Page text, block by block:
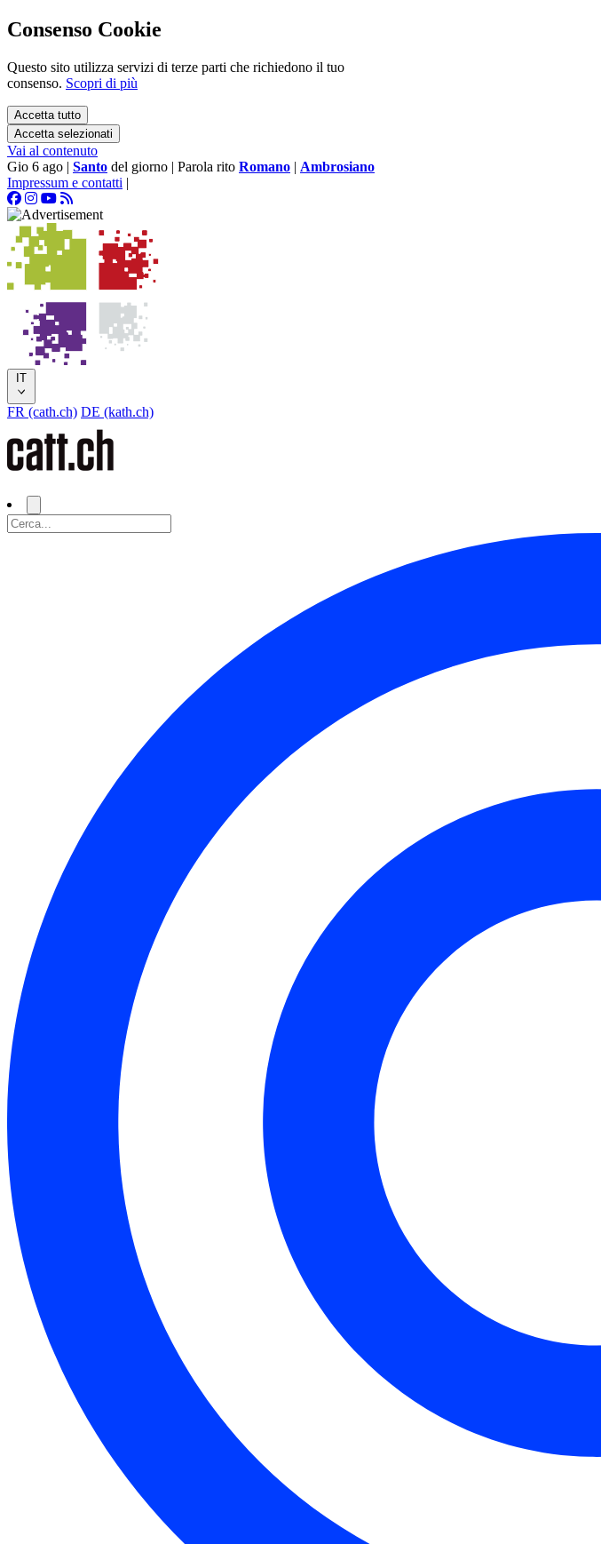
Consenso Cookie
Questo sito utilizza servizi di terze parti che richiedono il tuo
consenso. Scopri di più
Accetta tutto
Accetta selezionati
Vai al contenuto
Gio 6 ago | Santo del giorno | Parola rito Romano | Ambrosiano
Impressum e contatti |
IT
FR (cath.ch) DE (kath.ch)